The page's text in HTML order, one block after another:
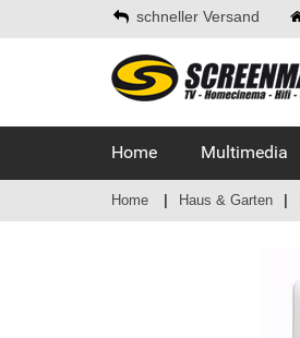
schneller Versand
Home Multimedia
Home Haus & Garten